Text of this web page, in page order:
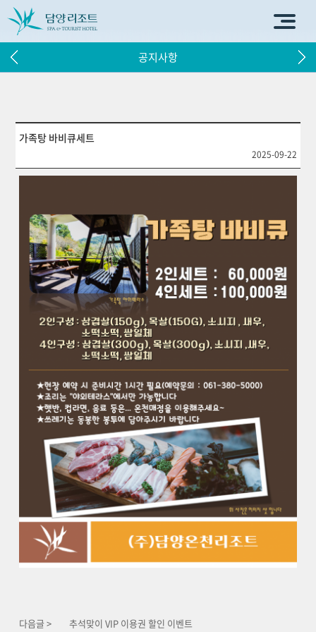
공지사항
가족탕 바비큐세트
2025-09-22
다음글 > 추석맞이 VIP 이용권 할인 이벤트